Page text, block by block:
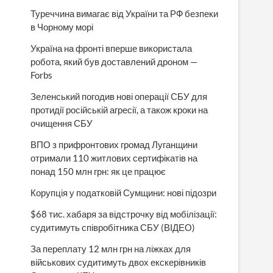
Туреччина вимагає від України та РФ безпеки
в Чорному морі
Україна на фронті вперше використала
робота, який був доставлений дроном —
Forbs
Зеленський погодив нові операції СБУ для
протидії російській агресії, а також кроки на
очищення СБУ
ВПО з прифронтових громад Луганщини
отримали 110 житлових сертифікатів на
понад 150 млн грн: як це працює
Корупція у податковій Сумщини: нові підозри
$68 тис. хабаря за відстрочку від мобілізації:
судитимуть співробітника СБУ (ВІДЕО)
За переплату 12 млн грн на ліжках для
військових судитимуть двох екскерівників